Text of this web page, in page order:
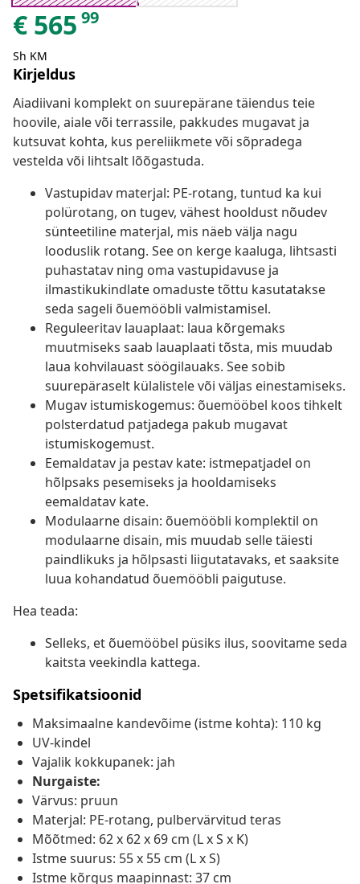
€ 565 99
Sh KM
Kirjeldus
Aiadiivani komplekt on suurepärane täiendus teie
hoovile, aiale või terrassile, pakkudes mugavat ja
kutsuvat kohta, kus pereliikmete või sõpradega
vestelda või lihtsalt lõõgastuda.
Vastupidav materjal: PE-rotang, tuntud ka kui
polürotang, on tugev, vähest hooldust nõudev
sünteetiline materjal, mis näeb välja nagu
looduslik rotang. See on kerge kaaluga, lihtsasti
puhastatav ning oma vastupidavuse ja
ilmastikukindlate omaduste tõttu kasutatakse
seda sageli õuemööbli valmistamisel.
Reguleeritav lauaplaat: laua kõrgemaks
muutmiseks saab lauaplaati tõsta, mis muudab
laua kohvilauast söögilauaks. See sobib
suurepäraselt külalistele või väljas einestamiseks.
Mugav istumiskogemus: õuemööbel koos tihkelt
polsterdatud patjadega pakub mugavat
istumiskogemust.
Eemaldatav ja pestav kate: istmepatjadel on
hõlpsaks pesemiseks ja hooldamiseks
eemaldatav kate.
Modulaarne disain: õuemööbli komplektil on
modulaarne disain, mis muudab selle täiesti
paindlikuks ja hõlpsasti liigutatavaks, et saaksite
luua kohandatud õuemööbli paigutuse.
Hea teada:
Selleks, et õuemööbel püsiks ilus, soovitame seda
kaitsta veekindla kattega.
Spetsifikatsioonid
Maksimaalne kandevõime (istme kohta): 110 kg
UV-kindel
Vajalik kokkupanek: jah
Nurgaiste:
Värvus: pruun
Materjal: PE-rotang, pulbervärvitud teras
Mõõtmed: 62 x 62 x 69 cm (L x S x K)
Istme suurus: 55 x 55 cm (L x S)
Istme kõrgus maapinnast: 37 cm